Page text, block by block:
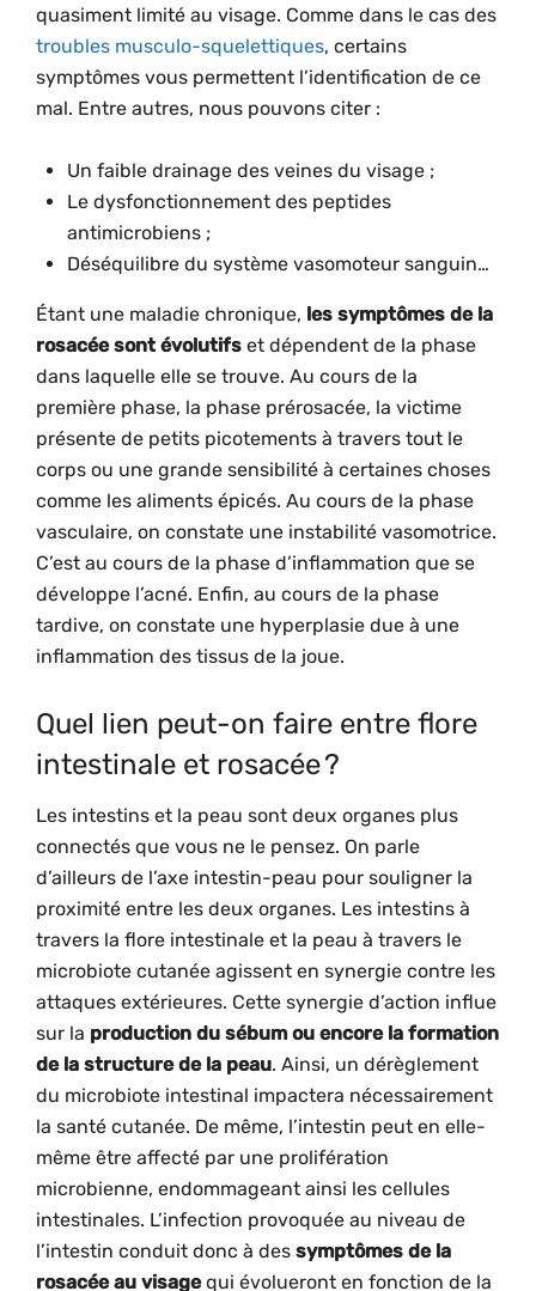
quasiment limité au visage. Comme dans le cas des
troubles musculo-squelettiques, certains
symptômes vous permettent l’identification de ce
mal. Entre autres, nous pouvons citer :
Un faible drainage des veines du visage ;
Le dysfonctionnement des peptides
antimicrobiens ;
Déséquilibre du système vasomoteur sanguin…
Étant une maladie chronique, les symptômes de la
rosacée sont évolutifs et dépendent de la phase
dans laquelle elle se trouve. Au cours de la
première phase, la phase prérosacée, la victime
présente de petits picotements à travers tout le
corps ou une grande sensibilité à certaines choses
comme les aliments épicés. Au cours de la phase
vasculaire, on constate une instabilité vasomotrice.
C’est au cours de la phase d’inflammation que se
développe l’acné. Enfin, au cours de la phase
tardive, on constate une hyperplasie due à une
inflammation des tissus de la joue.
Quel lien peut-on faire entre flore
intestinale et rosacée ?
Les intestins et la peau sont deux organes plus
connectés que vous ne le pensez. On parle
d’ailleurs de l’axe intestin-peau pour souligner la
proximité entre les deux organes. Les intestins à
travers la flore intestinale et la peau à travers le
microbiote cutanée agissent en synergie contre les
attaques extérieures. Cette synergie d’action influe
sur la production du sébum ou encore la formation
de la structure de la peau. Ainsi, un dérèglement
du microbiote intestinal impactera nécessairement
la santé cutanée. De même, l’intestin peut en elle-
même être affecté par une prolifération
microbienne, endommageant ainsi les cellules
intestinales. L’infection provoquée au niveau de
l’intestin conduit donc à des symptômes de la
rosacée au visagequi évolueront en fonction de la